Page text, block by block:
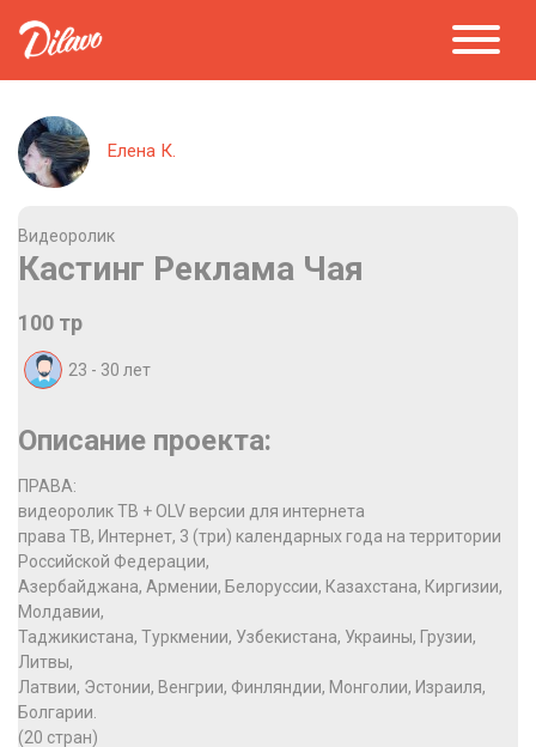
Елена К.
Видеоролик
Кастинг Реклама Чая
100 тр
23 - 30 лет
Описание проекта:
ПРАВА:
видеоролик ТВ + OLV версии для интернета
права ТВ, Интернет, 3 (три) календарных года на территории
Российской Федерации,
Азербайджана, Армении, Белоруссии, Казахстана, Киргизии,
Молдавии,
Таджикистана, Туркмении, Узбекистана, Украины, Грузии,
Литвы,
Латвии, Эстонии, Венгрии, Финляндии, Монголии, Израиля,
Болгарии.
(20 стран)